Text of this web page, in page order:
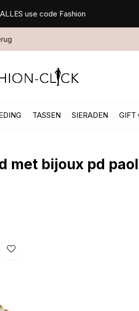
TASSEN SIERADEN GIFT
use code Fashion
met bijoux pd